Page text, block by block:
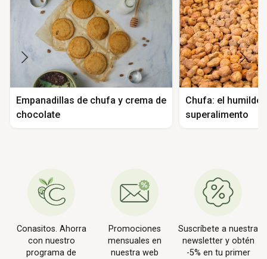
Empanadillas de chufa y crema de
chocolate
Chufa: el humilde
superalimento
Conasitos. Ahorra
con nuestro
programa de
Promociones
mensuales en
nuestra web
Suscríbete a nuestra
newsletter y obtén
-5% en tu primer